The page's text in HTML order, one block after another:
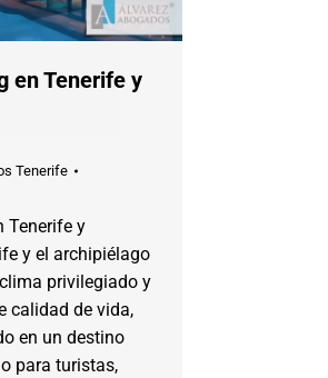
en Tenerife y
Tenerife
Tenerife y
y el archipiélago
privilegiado y
calidad de vida,
en un destino
para turistas,